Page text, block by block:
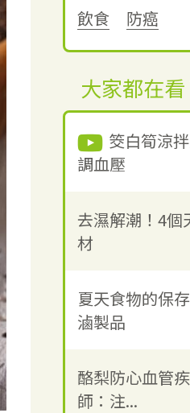
飲食
防癌
大家都在
筊白筍涼
調血壓
去濕解潮！4個
材
夏天食物的保
滷製品
酪梨防心血管
師：注...